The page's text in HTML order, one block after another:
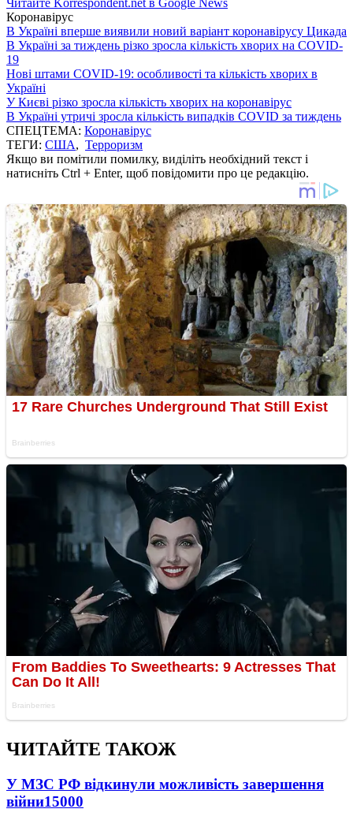
Коронавірус
В Україні вперше виявили новий варіант коронавірусу Цикада
В Україні за тиждень різко зросла кількість хворих на COVID-
19
Нові штами COVID-19: особливості та кількість хворих в
Україні
У Києві різко зросла кількість хворих на коронавірус
В Україні утричі зросла кількість випадків COVID за тиждень
СПЕЦТЕМА: Коронавірус
ТЕГИ: США, Терроризм
Якщо ви помітили помилку, виділіть необхідний текст і
натисніть Ctrl + Enter, щоб повідомити про це редакцію.
ЧИТАЙТЕ ТАКОЖ
У МЗС РФ відкинули можливість завершення
війни15000